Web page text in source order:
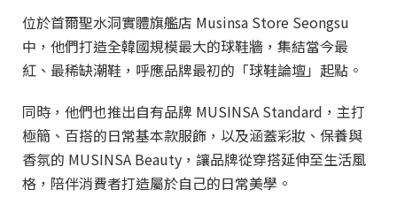
位於首爾聖水洞實體旗艦店 Musinsa Store Seongsu
中，他們打造全韓國規模最大的球鞋牆，集結當今最
紅、最稀缺潮鞋，呼應品牌最初的「球鞋論壇」起點。
同時，他們也推出自有品牌 MUSINSA Standard，主打
極簡、百搭的日常基本款服飾，以及涵蓋彩妝、保養與
香氛的 MUSINSA Beauty，讓品牌從穿搭延伸至生活風
格，陪伴消費者打造屬於自己的日常美學。